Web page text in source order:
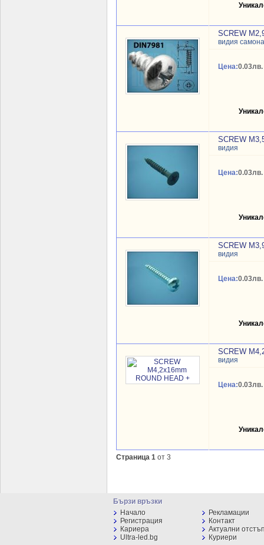
SCREW
видия
Цена:0.03лв.
SCREW
видия
Цена:0.03лв.
SCREW
видия
Цена:0.03лв.
SCREW
видия
Цена:0.03лв.
Страница 1 от 3
Бързи връзки
Начало
Рекламации
Регистрация
Контакт
Кариера
Актуални
Ultra-led.bg
Куриери